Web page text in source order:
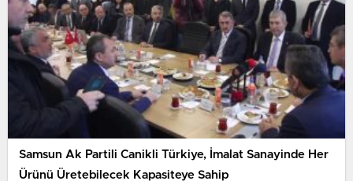
Samsun Ak Partili Canikli Türkiye, İmalat Sanayinde Her
Ürünü Üretebilecek Kapasiteye Sahip